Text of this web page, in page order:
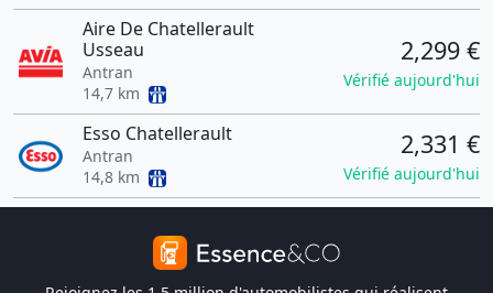
Aire De Chatellerault
Usseau
Antran
14,7 km
2,299 €
Vérifié aujourd'hui
Esso Chatellerault
Antran
14,8 km
2,331 €
Vérifié aujourd'hui